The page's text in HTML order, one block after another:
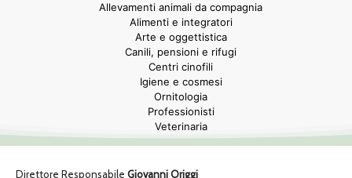
Allevamenti animali da compagnia
Alimenti e integratori
Arte e oggettistica
Canili, pensioni e rifugi
Centri cinofili
Igiene e cosmesi
Ornitologia
Professionisti
Veterinaria
Direttore Responsabile Giovanni Origgi